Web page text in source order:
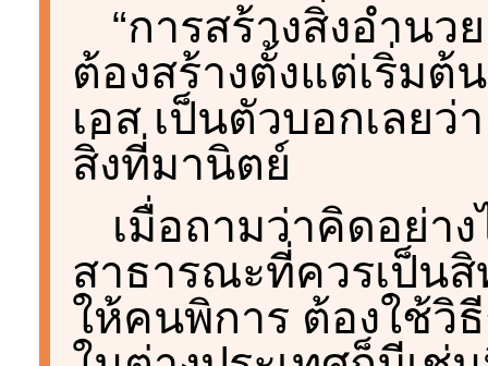
“การสร้างสิ่งอำน
ต้องสร้างตั้งแต่เริ่มต้
เอส เป็นตัวบอกเลยว่
สิ่งที่มานิตย์
เมื่อถามว่าคิดอย่า
สาธารณะที่ควรเป็น
ให้คนพิการ ต้องใช้วิ